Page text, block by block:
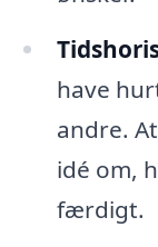
have
andre.
idé om,
færdigt.